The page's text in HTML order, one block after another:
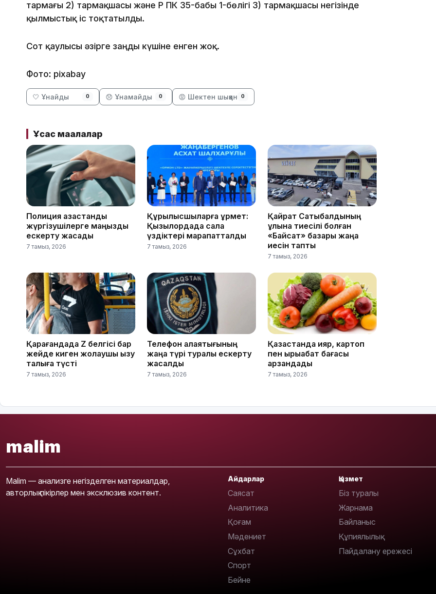
тармағы 2) тармақшасы және ҚР ҚПК 35-бабы 1-бөлігі 3) тармақшасы негізінде
қылмыстық іс тоқтатылды.
Сот қаулысы әзірге заңды күшіне енген жоқ.
Фото: pixabay
🤍 Ұнайды 0 😞 Ұнамайды 0 😡 Шектен шыққан 0
Ұқсас мақалалар
Полиция қазақстандық
жүргізушілерге маңызды
ескерту жасады
7 тамыз, 2026
Құрылысшыларға құрмет:
Қызылордада сала
үздіктері марапатталды
7 тамыз, 2026
Қайрат Сатыбалдының
ұлына тиесілі болған
«Байсат» базары жаңа
иесін тапты
7 тамыз, 2026
Қарағандада Z белгісі бар
жейде киген жолаушы қызу
талқыға түсті
7 тамыз, 2026
Телефон алаяқтығының
жаңа түрі туралы ескерту
жасалды
7 тамыз, 2026
Қазақстанда қияр, картоп
пен қырыққабат бағасы
арзандады
7 тамыз, 2026
13:08
malim
Malim — анализге негізделген материалдар,
авторлық пікірлер мен эксклюзив контент.
Айдарлар
Саясат
Аналитика
Қоғам
Мәдениет
Сұхбат
Спорт
Бейне
Қызмет
Біз туралы
Жарнама
Байланыс
Құпиялылық
Пайдалану ережесі